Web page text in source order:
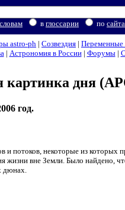
в глоссарии по
astro-ph | Созвездия | Переменные
| Астрономия в России| Форумы|
картинка дня
год.
потоков, некоторые из которых
жизни вне Земли. Было найдено,
дюнах.